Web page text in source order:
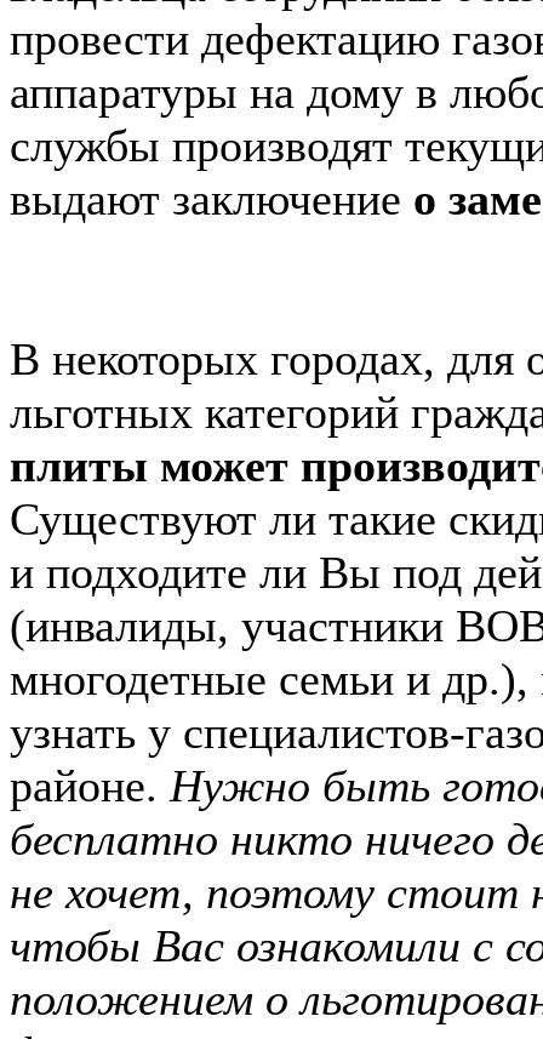
провести дефектацию
аппаратуры на дому в
службы производят
выдают заключение о
В некоторых городах, для
льготных категорий
плиты может
Существуют ли такие
и подходите ли Вы под
(инвалиды, участники
многодетные семьи и
узнать у специалистов-
районе. Нужно быть
бесплатно никто ничего
не хочет, поэтому
чтобы Вас ознакомили с
положением о